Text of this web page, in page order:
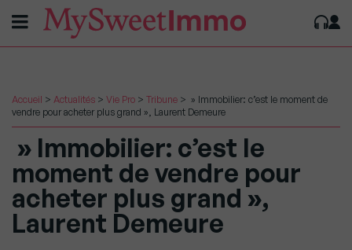
Accueil > Actualités > Vie Pro > Tribune > » Immobilier: c’est le moment de
vendre pour acheter plus grand », Laurent Demeure
» Immobilier: c’est le
moment de vendre pour
acheter plus grand »,
Laurent Demeure